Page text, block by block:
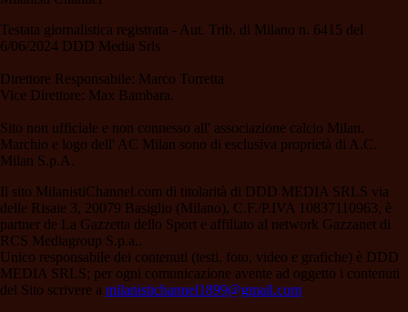
Testata giornalistica registrata - Aut. Trib. di Milano n. 6415 del
6/06/2024 DDD Media Srls
Direttore Responsabile: Marco Torretta
Vice Direttore: Max Bambara.
Sito non ufficiale e non connesso all' associazione calcio Milan.
Marchio e logo dell' AC Milan sono di esclusiva proprietà di A.C.
Milan S.p.A.
Il sito MilanistiChannel.com di titolarità di DDD MEDIA SRLS via
delle Risaie 3, 20079 Basiglio (Milano), C.F./P.IVA 10837110963, è
partner de La Gazzetta dello Sport e affiliato al network Gazzanet di
RCS Mediagroup S.p.a..
Unico responsabile dei contenuti (testi, foto, video e grafiche) è DDD
MEDIA SRLS; per ogni comunicazione avente ad oggetto i contenuti
del Sito scrivere a milanistichannel1899@gmail.com